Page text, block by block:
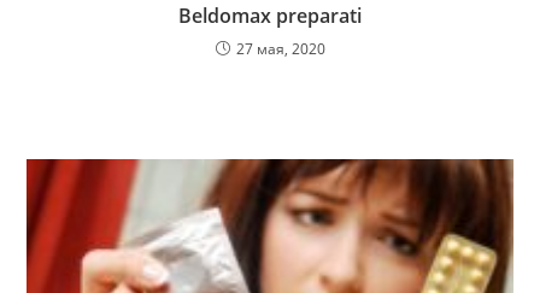
Beldomax preparati
27 мая, 2020